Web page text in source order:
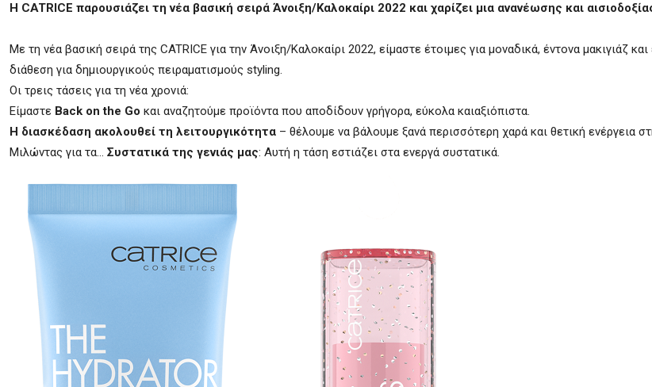
Η CATRICE παρουσιάζει τη νέα βασική σειρά Άνοιξη/Καλοκαίρι 2022 και χαρίζει μια ανανέωσης και
Με τη νέα βασική σειρά της CATRICE για την Άνοιξη/Καλοκαίρι 2022, είμαστε έτοιμες για μοναδικά, έντονα μακιγιάζ
διάθεση για δημιουργικούς πειραματισμούς styling.
Οι τρεις τάσεις για τη νέα χρονιά:
Είμαστε Back on the Go και αναζητούμε προϊόντα που αποδίδουν γρήγορα, εύκολα καιαξιόπιστα.
Η διασκέδαση ακολουθεί τη λειτουργικότητα – θέλουμε να βάλουμε ξανά περισσότερη χαρά και θετική ενέργεια
Μιλώντας για τα… Συστατικά της γενιάς μας: Αυτή η τάση εστιάζει στα ενεργά συστατικά.